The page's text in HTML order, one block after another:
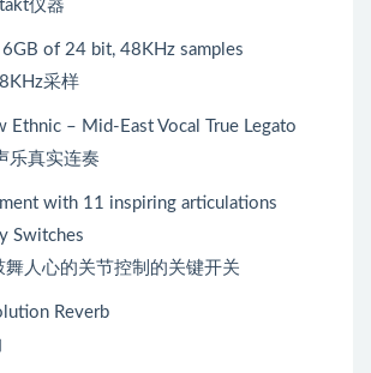
仪器
of 24 bit, 48KHz samples
采样
Ethnic – Mid-East Vocal True Legato
乐真实连奏
with 11 inspiring articulations
Switches
人心的关节控制的关键开关
Reverb